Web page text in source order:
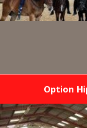
Option